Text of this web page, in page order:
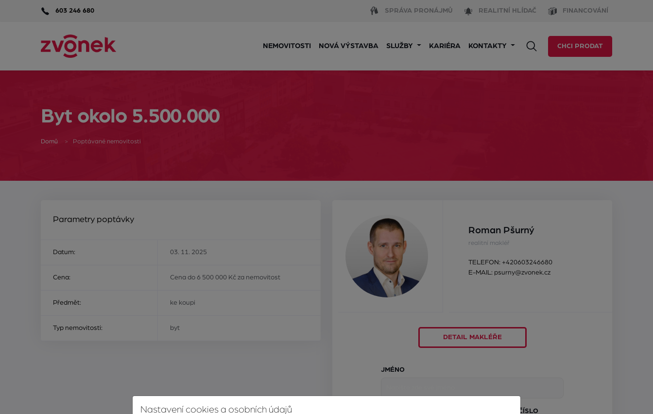
603 246 680 SPRÁVA PRONÁJMŮ REALITNÍ HLÍDAČ FINANCOVÁNÍ
NEMOVITOSTI NOVÁ VÝSTAVBA SLUŽBY KARIÉRA KONTAKTY CHCI PRODAT
Byt okolo 5.500.000
Domů Poptávané nemovitosti
Parametry poptávky
Datum: 03. 11. 2025
Cena: Cena do 6 500 000 Kč za nemovitost
Předmět: ke koupi
Typ nemovitosti: byt
Roman Pšurný
realitní makléř
TELEFON: +420603246680
E-MAIL: psurny@zvonek.cz
DETAIL MAKLÉŘE
JMÉNO
TELEFONNÍ ČÍSLO
Nastavení cookies a osobních údajů